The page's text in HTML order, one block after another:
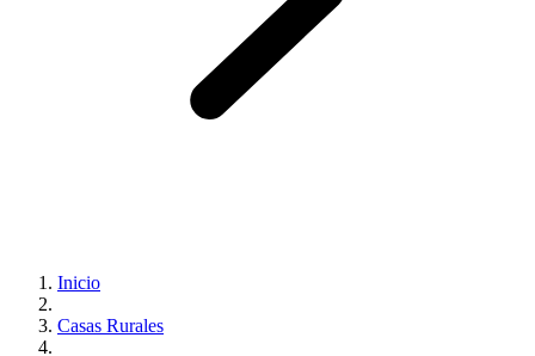
Inicio
Casas Rurales